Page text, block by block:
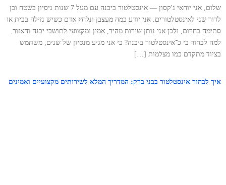
שלום, אני יוחאי ג'קסון — אינסטלטור ביבנה עם מעל 7 שנות ניסיון בשטח ובן
לדור שני לאינסטלטורים. אני יודע כמה מעצבן ונלחץ אדם כשיש נזילה בבית או
סתימה בחרום, ולכן אני נותן שירות מהיר, אמין ומקצועי לתושבי יבנה והאזור.
למה לבחור בי כ־אינסטלטור ביבנה? כי אני מגיע מנסיון של שנים, משתמש
בציוד מתקדם כמו מצלמות […]
איך לבחור אינסטלטור בבני ברק: המדריך המלא לשירותים מקצועיים ואמינים